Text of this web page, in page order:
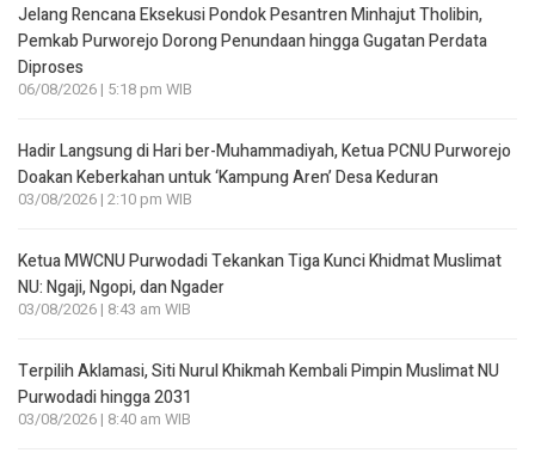
Jelang Rencana Eksekusi Pondok Pesantren Minhajut Tholibin,
Pemkab Purworejo Dorong Penundaan hingga Gugatan Perdata
Diproses
06/08/2026 | 5:18 pm WIB
Hadir Langsung di Hari ber-Muhammadiyah, Ketua PCNU Purworejo
Doakan Keberkahan untuk ‘Kampung Aren’ Desa Keduran
03/08/2026 | 2:10 pm WIB
Ketua MWCNU Purwodadi Tekankan Tiga Kunci Khidmat Muslimat
NU: Ngaji, Ngopi, dan Ngader
03/08/2026 | 8:43 am WIB
Terpilih Aklamasi, Siti Nurul Khikmah Kembali Pimpin Muslimat NU
Purwodadi hingga 2031
03/08/2026 | 8:40 am WIB